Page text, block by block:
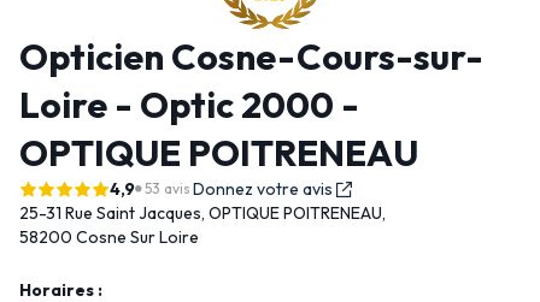
Opticien Cosne-Cours-sur-
Loire - Optic 2000 -
OPTIQUE POITRENEAU
4,9 53 avis Donnez votre avis
25-31 Rue Saint Jacques, OPTIQUE POITRENEAU,
58200 Cosne Sur Loire
Horaires :